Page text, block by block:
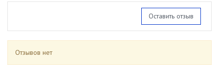
Оставить отзыв
Отзывов нет